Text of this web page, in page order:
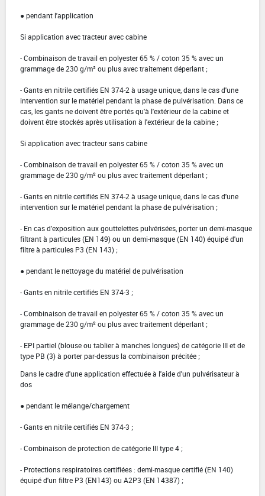
● pendant l'application
Si application avec tracteur avec cabine
- Combinaison de travail en polyester 65 % / coton 35 % avec un
grammage de 230 g/m² ou plus avec traitement déperlant ;
- Gants en nitrile certifiés EN 374-2 à usage unique, dans le cas d'une
intervention sur le matériel pendant la phase de pulvérisation. Dans ce
cas, les gants ne doivent être portés qu'à l'extérieur de la cabine et
doivent être stockés après utilisation à l'extérieur de la cabine ;
Si application avec tracteur sans cabine
- Combinaison de travail en polyester 65 % / coton 35 % avec un
grammage de 230 g/m² ou plus avec traitement déperlant ;
- Gants en nitrile certifiés EN 374-2 à usage unique, dans le cas d'une
intervention sur le matériel pendant la phase de pulvérisation ;
- En cas d'exposition aux gouttelettes pulvérisées, porter un demi-masque
filtrant à particules (EN 149) ou un demi-masque (EN 140) équipé d'un
filtre à particules P3 (EN 143) ;
● pendant le nettoyage du matériel de pulvérisation
- Gants en nitrile certifiés EN 374-3 ;
- Combinaison de travail en polyester 65 % / coton 35 % avec un
grammage de 230 g/m² ou plus avec traitement déperlant ;
- EPI partiel (blouse ou tablier à manches longues) de catégorie III et de
type PB (3) à porter par-dessus la combinaison précitée ;
Dans le cadre d'une application effectuée à l'aide d'un pulvérisateur à
dos
● pendant le mélange/chargement
- Gants en nitrile certifiés EN 374-3 ;
- Combinaison de protection de catégorie III type 4 ;
- Protections respiratoires certifiées : demi-masque certifié (EN 140)
équipé d'un filtre P3 (EN143) ou A2P3 (EN 14387) ;